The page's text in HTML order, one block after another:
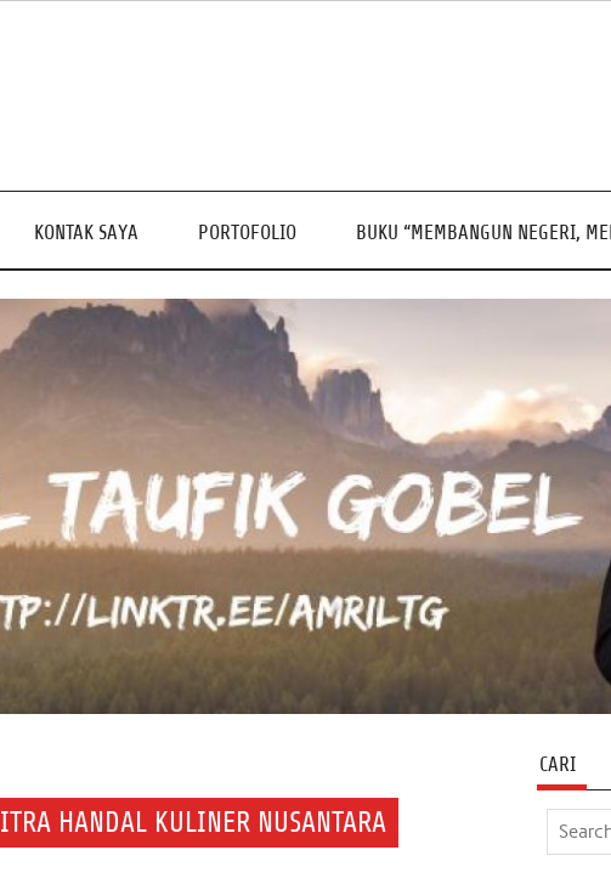
KONTAK SAYA PORTOFOLIO BUKU “MEMBANGUN NEGERI,
HANDAL KULINER NUSANTARA
CARI